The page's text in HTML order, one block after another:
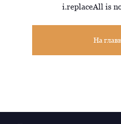
i.replaceAll is
На